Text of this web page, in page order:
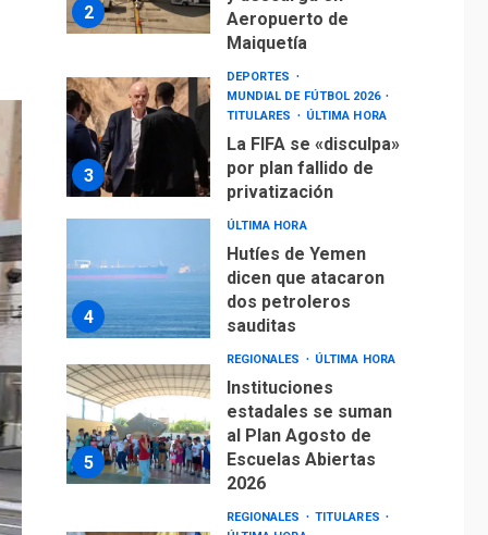
3
DEPORTES
MUNDIAL DE FÚTBOL 2026
TITULARES
ÚLTIMA HORA
La FIFA se «disculpa»
por plan fallido de
privatización
ÚLTIMA HORA
Hutíes de Yemen
dos petroleros
sauditas
5
REGIONALES
Instituciones
al Plan Agosto de
Escuelas Abiertas
2026
REGIONALES
TITULARES
Mariño respalda a